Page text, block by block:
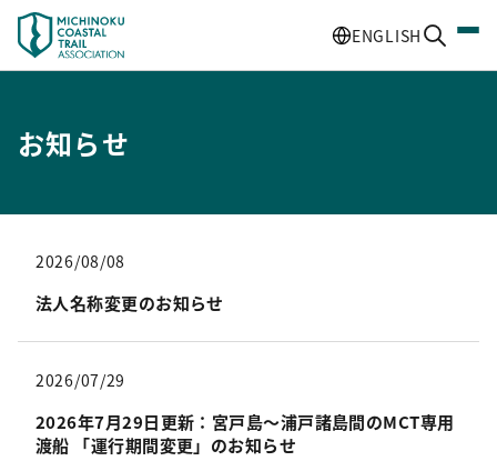
ENGLISH
お知らせ
2026/08/08
法人名称変更のお知らせ
2026/07/29
2026年7月29日更新：宮戸島〜浦戸諸島間のMCT専用
渡船 「運行期間変更」のお知らせ